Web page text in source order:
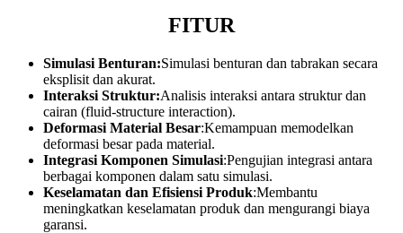
FITUR
Simulasi Benturan:Simulasi benturan dan tabrakan secara
eksplisit dan akurat.
Interaksi Struktur:Analisis interaksi antara struktur dan
cairan (fluid-structure interaction).
Deformasi Material Besar:Kemampuan memodelkan
deformasi besar pada material.
Integrasi Komponen Simulasi:Pengujian integrasi antara
berbagai komponen dalam satu simulasi.
Keselamatan dan Efisiensi Produk:Membantu
meningkatkan keselamatan produk dan mengurangi biaya
garansi.